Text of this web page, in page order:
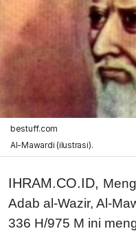
bestuff.com
Al-Mawardi (ilustrasi).
IHRAM.CO.ID,
Adab al-Wazir, Al-
336 H/975 M ini